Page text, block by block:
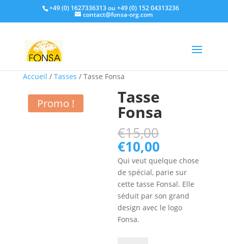
+49 (0) 1627336313 ou +49 (0) 152 04313236
contact@fonsa-org.com
Accueil / Tasses / Tasse Fonsa
Promo ! Tasse
Fonsa
€15,00
initial
était :
€15,00.
€10,00
prix
actuel
est :
€10,00.
Qui veut quelque chose
de spécial, parie sur
cette tasse Fonsal. Elle
séduit par son grand
design avec le logo
Fonsa.